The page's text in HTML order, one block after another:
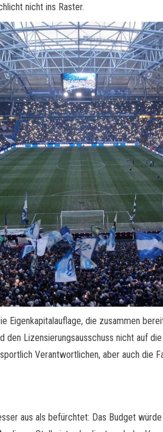
nicht ins Raster.
die zusammen
Lizensierungsausschuss nicht auf
Verantwortlichen, aber auch die
aus als befürchtet: Das Budget